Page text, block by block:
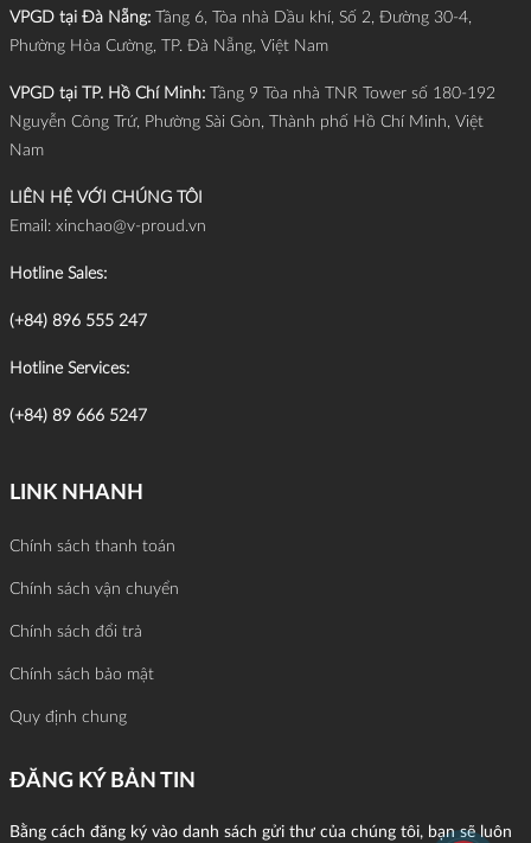
VPGD tại Đà Nẵng: Tầng 6, Tòa nhà Dầu khí, Số 2, Đường 30-4,
Phường Hòa Cường, TP. Đà Nẵng, Việt Nam
VPGD tại TP. Hồ Chí Minh: Tầng 9 Tòa nhà TNR Tower số 180-192
Nguyễn Công Trứ, Phường Sài Gòn, Thành phố Hồ Chí Minh, Việt
Nam
LIÊN HỆ VỚI CHÚNG TÔI
Email: xinchao@v-proud.vn
Hotline Sales:
(+84) 896 555 247
Hotline Services:
(+84) 89 666 5247
LINK NHANH
Chính sách thanh toán
Chính sách vận chuyển
Chính sách đổi trả
Chính sách bảo mật
Quy định chung
ĐĂNG KÝ BẢN TIN
Bằng cách đăng ký vào danh sách gửi thư của chúng tôi, bạn sẽ luôn